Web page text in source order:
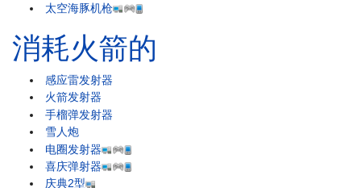
太空海豚机枪
消耗火箭的
感应雷发射器
火箭发射器
手榴弹发射器
雪人炮
电圈发射器
喜庆弹射器
庆典2型